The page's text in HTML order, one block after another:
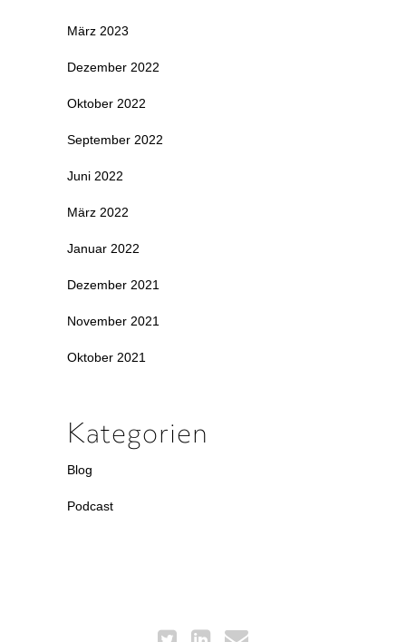
März 2023
Dezember 2022
Oktober 2022
September 2022
Juni 2022
März 2022
Januar 2022
Dezember 2021
November 2021
Oktober 2021
Kategorien
Blog
Podcast